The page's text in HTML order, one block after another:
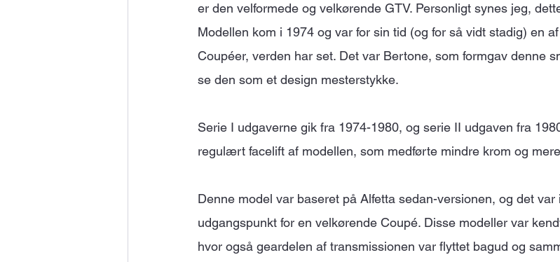
er den velformede og velkørende GTV. Personligt synes jeg,
Modellen kom i 1974 og var for sin tid (og for så vidt stadig) en
Coupéer, verden har set. Det var Bertone, som formgav denne
se den som et design mesterstykke.
Serie I udgaverne gik fra 1974-1980, og serie II udgaven fra
regulært facelift af modellen, som medførte mindre krom og
Denne model var baseret på Alfetta sedan-versionen, og det var
udgangspunkt for en velkørende Coupé. Disse modeller var
hvor også geardelen af transmissionen var flyttet bagud og